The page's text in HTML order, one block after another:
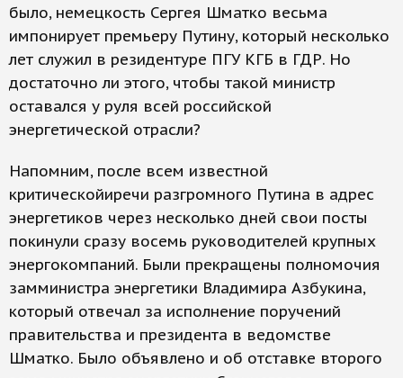
было, немецкость Сергея Шматко весьма
импонирует премьеру Путину, который несколько
лет служил в резидентуре ПГУ КГБ в ГДР. Но
достаточно ли этого, чтобы такой министр
оставался у руля всей российской
энергетической отрасли?
Напомним, после всем известной
критическойиречи разгромного Путина в адрес
энергетиков через несколько дней свои посты
покинули сразу восемь руководителей крупных
энергокомпаний. Были прекращены полномочия
замминистра энергетики Владимира Азбукина,
который отвечал за исполнение поручений
правительства и президента в ведомстве
Шматко. Было объявлено и об отставке второго